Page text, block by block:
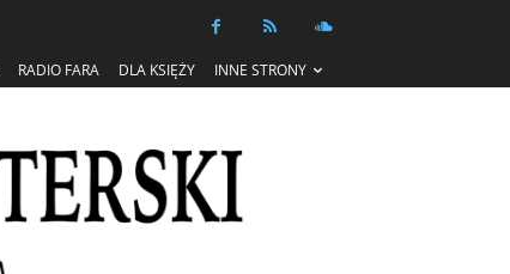
RADIO FARA DLA KSIĘŻY INNE STRONY